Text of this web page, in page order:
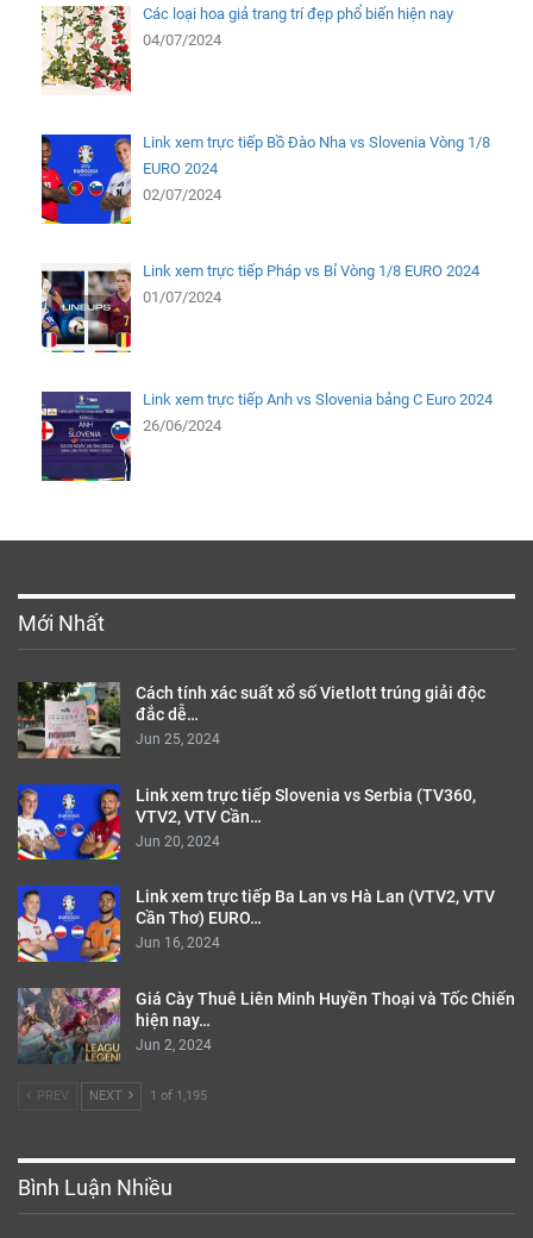
Các loại hoa giả trang trí đẹp phổ biến hiện nay
04/07/2024
Link xem trực tiếp Bồ Đào Nha vs Slovenia Vòng 1/8
EURO 2024
02/07/2024
Link xem trực tiếp Pháp vs Bỉ Vòng 1/8 EURO 2024
01/07/2024
Link xem trực tiếp Anh vs Slovenia bảng C Euro 2024
26/06/2024
Mới Nhất
Cách tính xác suất xổ số Vietlott trúng giải độc
đắc dễ…
Jun 25, 2024
Link xem trực tiếp Slovenia vs Serbia (TV360,
VTV2, VTV Cần…
Jun 20, 2024
Link xem trực tiếp Ba Lan vs Hà Lan (VTV2, VTV
Cần Thơ) EURO…
Jun 16, 2024
Giá Cày Thuê Liên Minh Huyền Thoại và Tốc Chiến
hiện nay…
Jun 2, 2024
PREV NEXT 1 of 1,195
Bình Luận Nhiều